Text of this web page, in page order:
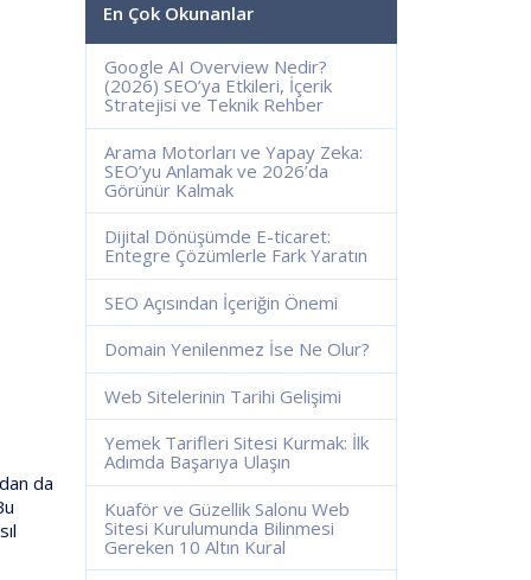
da
En Çok Okunanlar
Google AI Overview Nedir?
(2026) SEO’ya Etkileri, İçerik
Stratejisi ve Teknik Rehber
Arama Motorları ve Yapay Zeka:
SEO’yu Anlamak ve 2026’da
Görünür Kalmak
Dijital Dönüşümde E-ticaret:
Entegre Çözümlerle Fark Yaratın
SEO Açısından İçeriğin Önemi
Domain Yenilenmez İse Ne Olur?
Web Sitelerinin Tarihi Gelişimi
Yemek Tarifleri Sitesi Kurmak: İlk
Adımda Başarıya Ulaşın
Kuaför ve Güzellik Salonu Web
Sitesi Kurulumunda Bilinmesi
Gereken 10 Altın Kural